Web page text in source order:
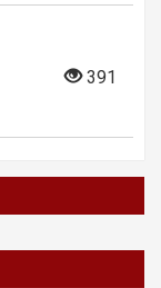
391